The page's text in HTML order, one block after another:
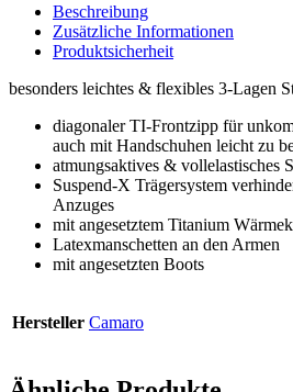
Beschreibung
Zusätzliche Informationen
Produktsicherheit
besonders leichtes & flexibles 3-Lagen
diagonaler TI-Frontzipp für
auch mit Handschuhen leicht zu
atmungsaktives & vollelastisches
Suspend-X Trägersystem
Anzuges
mit angesetztem Titanium
Latexmanschetten an den Armen
mit angesetzten Boots
Hersteller Camaro